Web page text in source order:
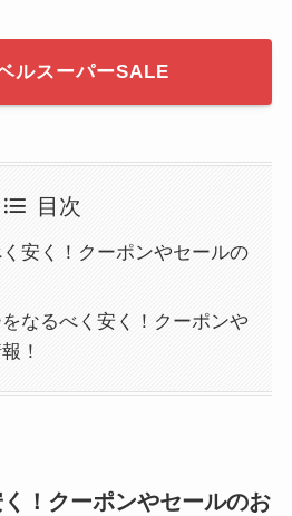
ルスーパーSALE
目次
安く！クーポンやセールの
なるべく安く！クーポンや
！
！クーポンやセールのお